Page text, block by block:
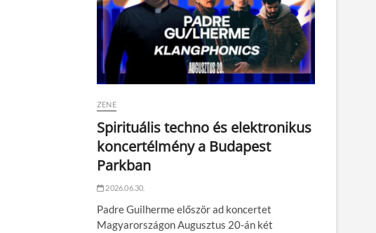
ZENE
Spirituális techno és elektronikus
koncertélmény a Budapest
Parkban
2026.06.30.
Padre Guilherme először ad koncertet
Magyarországon Augusztus 20-án két